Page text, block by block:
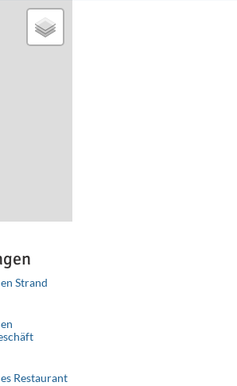
Strand
Restaurant